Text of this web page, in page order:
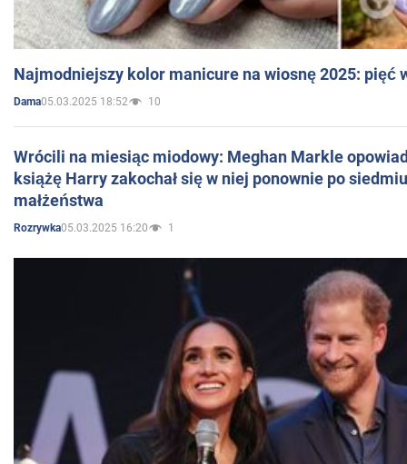
Najmodniejszy kolor manicure na wiosnę 2025: pięć
Dama05.03.2025 18:52 10
Wrócili na miesiąc miodowy: Meghan Markle
książę Harry zakochał się w niej ponownie po
małżeństwa
Rozrywka05.03.2025 16:20 1